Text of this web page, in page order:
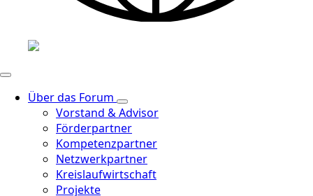
Über das Forum
Vorstand & Advisor
Förderpartner
Kompetenzpartner
Netzwerkpartner
Kreislaufwirtschaft
Projekte